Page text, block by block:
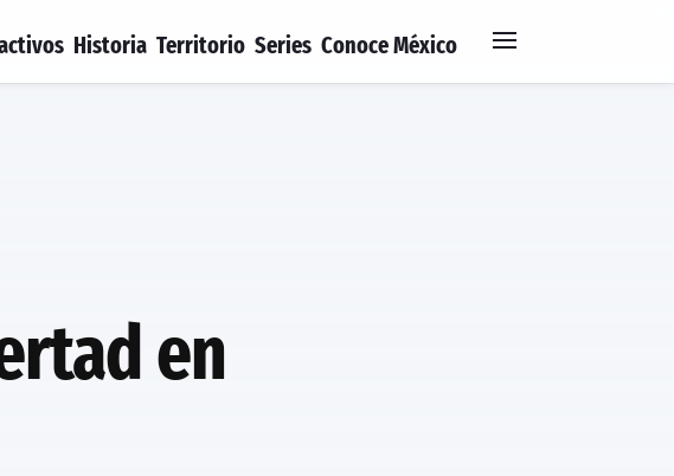
Historia Territorio Series Conoce México
en